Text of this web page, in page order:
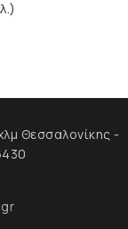
Θεσσαλονίκης -